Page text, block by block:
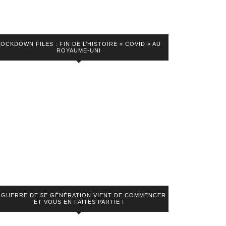
FILES : FIN DE L’HISTOIRE « COVID » AU
ROYAUME-UNI
GUERRE DE 5E GÉNÉRATION VIENT DE COMMENCER
ET VOUS EN FAITES PARTIE !